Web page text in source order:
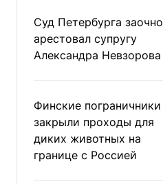
Суд Петербурга заочно
арестовал супругу
Александра Невзорова
Финские пограничники
закрыли проходы для
диких животных на
границе с Россией